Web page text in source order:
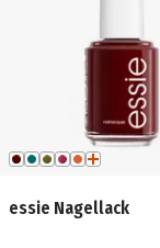
essie Nagellack